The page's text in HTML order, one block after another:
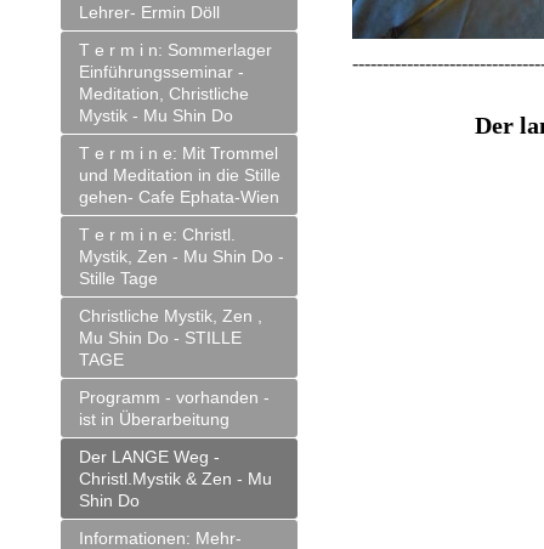
Lehrer- Ermin Döll
T e r m i n: Sommerlager
Einführungsseminar -
Meditation, Christliche
Mystik - Mu Shin Do
T e r m i n e: Mit Trommel
und Meditation in die Stille
gehen- Cafe Ephata-Wien
T e r m i n e: Christl.
Mystik, Zen - Mu Shin Do -
Stille Tage
Christliche Mystik, Zen ,
Mu Shin Do - STILLE
TAGE
Programm - vorhanden -
ist in Überarbeitung
Der LANGE Weg -
Christl.Mystik & Zen - Mu
Shin Do
Informationen: Mehr-
Der